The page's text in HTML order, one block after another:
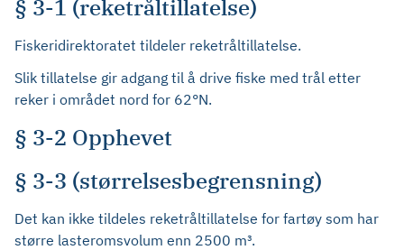
§ 3-1 (reketråltillatelse)
Fiskeridirektoratet tildeler reketråltillatelse.
Slik tillatelse gir adgang til å drive fiske med trål etter
reker i området nord for 62°N.
§ 3-2 Opphevet
§ 3-3 (størrelsesbegrensning)
Det kan ikke tildeles reketråltillatelse for fartøy som har
større lasteromsvolum enn 2500 m³.